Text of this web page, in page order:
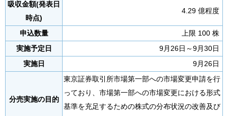
吸収金額(発表日
時点)
4.29 億程度
申込数量
上限 100 株
実施予定日
9月26日～9月30日
実施日
9月26日
分売実施の目的
東京証券取引所市場第一部への市場変更申請を行
っており、市場第一部への市場変更における形式
基準を充足するための株式の分布状況の改善及び